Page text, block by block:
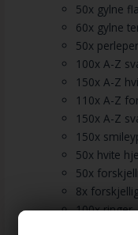
50x gylne
60x gylne
50x
100x A-Z
150x A-Z
110x A-Z
150x A-Z
150x
50x hvite
50x
8x
100x ringer